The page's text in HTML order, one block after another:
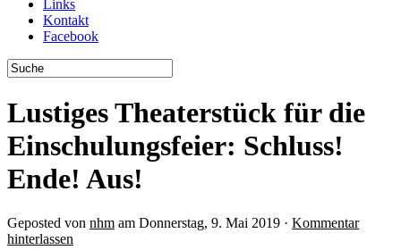
Links
Kontakt
Facebook
Lustiges Theaterstück für die
Einschulungsfeier: Schluss!
Ende! Aus!
Geposted von nhm am Donnerstag, 9. Mai 2019 · Kommentar
hinterlassen